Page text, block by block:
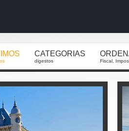
CATEGORIAS
digestos Fiscal,